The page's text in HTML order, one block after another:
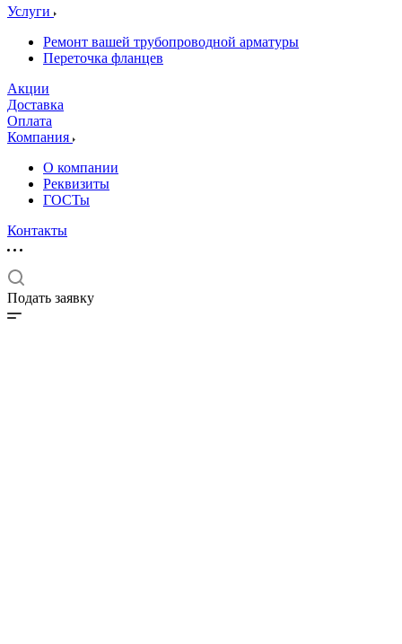
Услуги
Ремонт вашей трубопроводной арматуры
Переточка фланцев
Акции
Доставка
Оплата
Компания
О компании
Реквизиты
ГОСТы
Контакты
Подать заявку